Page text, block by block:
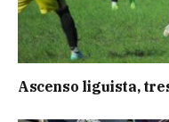
Ascenso liguista,